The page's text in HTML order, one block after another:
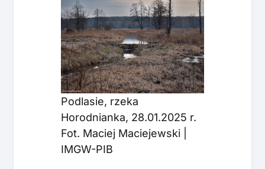
Podlasie, rzeka
Horodnianka, 28.01.2025 r.
Fot. Maciej Maciejewski |
IMGW-PIB